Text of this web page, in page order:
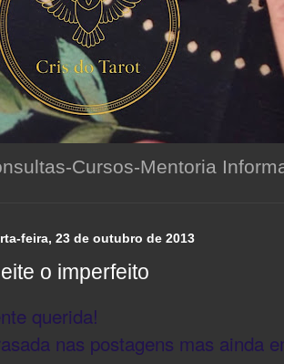
Cursos-Mentoria
feira, 23 de outubro de 2013
o imperfeito
querida!
nas postagens mas ainda